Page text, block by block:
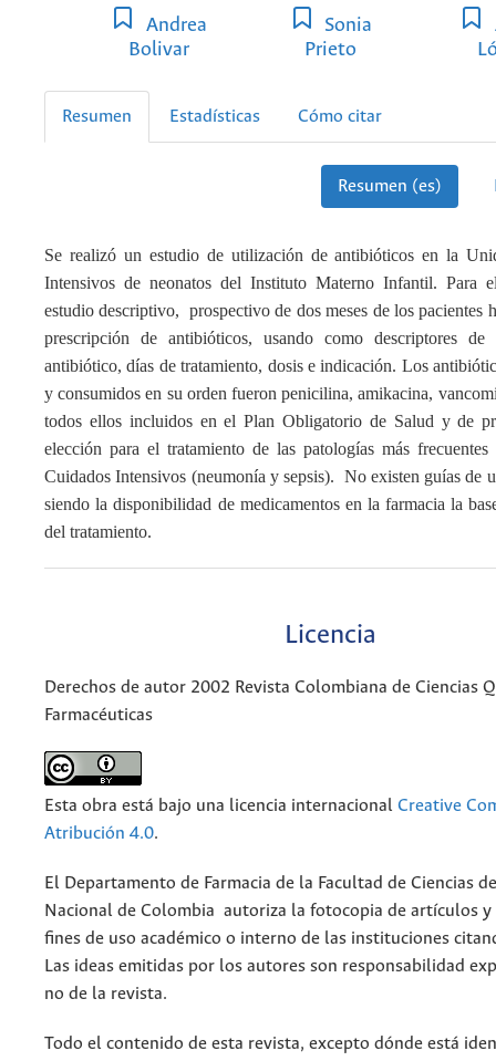
Andrea
Bolivar
Sonia
Prieto
Resumen Estadísticas Cómo citar
Resumen (es)
Se realizó un estudio de utilización de antibióticos en la
Intensivos de neonatos del Instituto Materno Infantil. Para
estudio descriptivo, prospectivo de dos meses de los pacientes
prescripción de antibióticos, usando como descriptores
antibiótico, días de tratamiento, dosis e indicación. Los
y consumidos en su orden fueron penicilina, amikacina,
todos ellos incluidos en el Plan Obligatorio de Salud y de
elección para el tratamiento de las patologías más
Cuidados Intensivos (neumonía y sepsis). No existen guías de
siendo la disponibilidad de medicamentos en la farmacia la
del tratamiento.
Licencia
Derechos de autor 2002 Revista Colombiana de Ciencias
Farmacéuticas
Esta obra está bajo una licencia internacional Creative
Atribución 4.0.
El Departamento de Farmacia de la Facultad de Ciencias
Nacional de Colombia autoriza la fotocopia de artículos
fines de uso académico o interno de las instituciones
Las ideas emitidas por los autores son responsabilidad
no de la revista.
Todo el contenido de esta revista, excepto dónde está